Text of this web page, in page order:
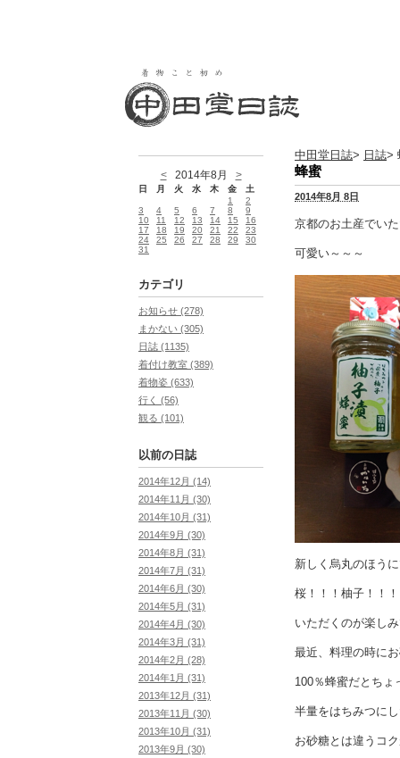
中田堂日誌> 日誌>
蜂蜜
2014年8月 8日
京都のお土産でい
可愛い～～～
新しく烏丸のほう
桜！！！柚子！！！
いただくのが楽し
最近、料理の時に
100％蜂蜜だとちょ
半量をはちみつに
お砂糖とは違うコ
<2014年8月 >
日 月 火 水 木 金
土
1
2
3
4 5 6 7 8
9
10
11 12 13 14 15
16
17
18 19 20 21 22
23
24
25 26 27 28 29
30
31
カテゴリ
お知らせ (278)
まかない (305)
日誌 (1135)
着付け教室 (389)
着物姿 (633)
行く (56)
観る (101)
以前の日誌
2014年12月 (14)
2014年11月 (30)
2014年10月 (31)
2014年9月 (30)
2014年8月 (31)
2014年7月 (31)
2014年6月 (30)
2014年5月 (31)
2014年4月 (30)
2014年3月 (31)
2014年2月 (28)
2014年1月 (31)
2013年12月 (31)
2013年11月 (30)
2013年10月 (31)
2013年9月 (30)